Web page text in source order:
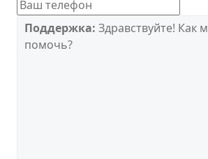
Поддержка: Здравствуйте!
помочь?